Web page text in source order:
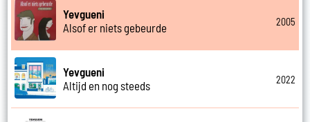
Yevgueni
Alsof er niets gebeurde
2005
Yevgueni
Altijd en nog steeds
2022